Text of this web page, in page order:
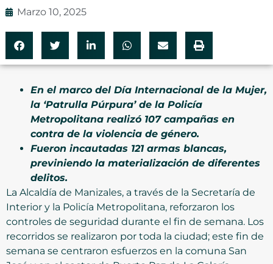
Marzo 10, 2025
En el marco del Día Internacional de la Mujer,
la ‘Patrulla Púrpura’ de la Policía
Metropolitana realizó 107 campañas en
contra de la violencia de género.
Fueron incautadas 121 armas blancas,
previniendo la materialización de diferentes
delitos.
La Alcaldía de Manizales, a través de la Secretaría de
Interior y la Policía Metropolitana, reforzaron los
controles de seguridad durante el fin de semana. Los
recorridos se realizaron por toda la ciudad; este fin de
semana se centraron esfuerzos en la comuna San